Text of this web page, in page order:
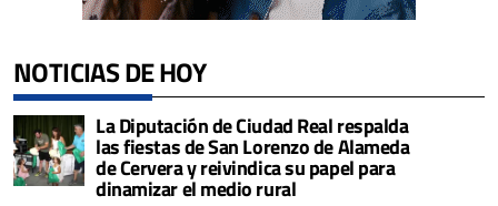
NOTICIAS DE HOY
La Diputación de Ciudad Real respalda
las fiestas de San Lorenzo de Alameda
de Cervera y reivindica su papel para
dinamizar el medio rural